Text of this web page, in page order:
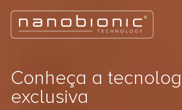
Conheça a
exclusiva